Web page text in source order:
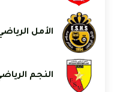
الأمل
النجم